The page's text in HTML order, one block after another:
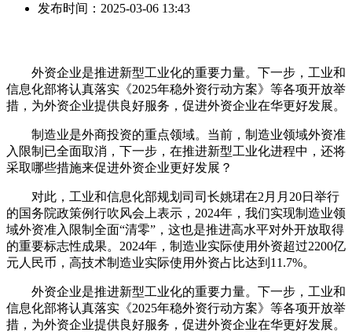
发布时间： 2025-03-06 13:43
外资企业是推进新型工业化的重要力量。下一步，工业和
信息化部将认真落实《2025年稳外资行动方案》等各项开放举
措，为外资企业提供良好服务，促进外资企业在华更好发展。
制造业是外商投资的重点领域。当前，制造业领域外资准
入限制已全面取消，下一步，在推进新型工业化进程中，还将
采取哪些措施来促进外资企业更好发展？
对此，工业和信息化部规划司司长姚珺在2月月20日举行
的国务院政策例行吹风会上表示，2024年，我们实现制造业领
域外资准入限制全面“清零”，这也是推进高水平对外开放取得
的重要标志性成果。2024年，制造业实际使用外资超过2200亿
元人民币，高技术制造业实际使用外资占比达到11.7%。
外资企业是推进新型工业化的重要力量。下一步，工业和
信息化部将认真落实《2025年稳外资行动方案》等各项开放举
措，为外资企业提供良好服务，促进外资企业在华更好发展。